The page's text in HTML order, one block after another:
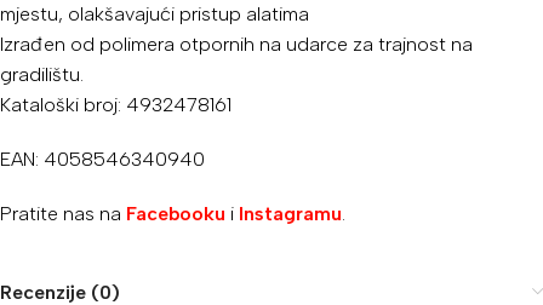
mjestu, olakšavajući pristup alatima
Izrađen od polimera otpornih na udarce za trajnost na
gradilištu.
Kataloški broj: 4932478161
EAN: 4058546340940
Pratite nas na Facebooku i Instagramu.
Recenzije (0)